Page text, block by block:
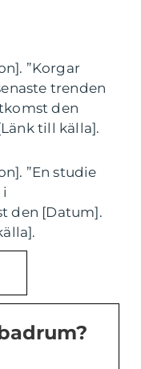
”Korgar
trenden
den
till källa].
”En studie
den [Datum].